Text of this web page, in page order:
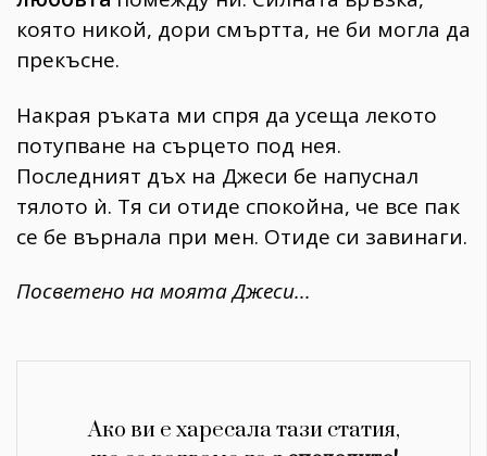
която никой, дори смъртта, не би могла да
прекъсне.
Накрая ръката ми спря да усеща лекото
потупване на сърцето под нея.
Последният дъх на Джеси бе напуснал
тялото ѝ. Тя си отиде спокойна, че все пак
се бе върнала при мен. Отиде си завинаги.
Посветено на моята Джеси...
Ако ви е харесала тази статия,
КАТЕГОРИИ
Подкасти
Изкуство
ЗА НАС
ползване
Политика за